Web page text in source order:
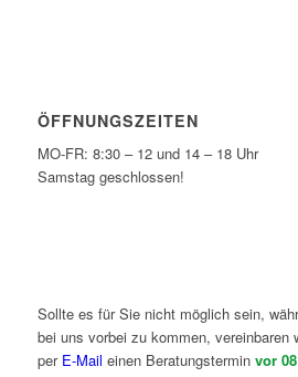
ÖFFNUNGSZEITEN
MO-FR: 8:30 – 12 und 14 – 18 Uhr
Samstag geschlossen!
Sollte es für Sie nicht möglich sein,
bei uns vorbei zu kommen, vereinbaren
per E-Mail einen Beratungstermin vor